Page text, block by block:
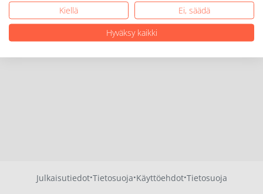
Julkaisutiedot·Tietosuoja·Käyttöehdot·Tietosuoja
Kiellä
Ei, säädä
Hyväksy kaikki